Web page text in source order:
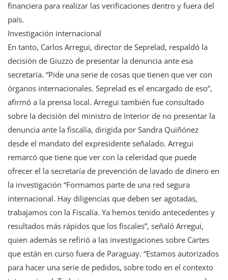
financiera para realizar las verificaciones dentro y fuera del
país.
Investigación internacional
En tanto, Carlos Arregui, director de Seprelad, respaldó la
decisión de Giuzzo de presentar la denuncia ante esa
secretaría. “Pide una serie de cosas que tienen que ver con
órganos internacionales. Seprelad es el encargado de eso”,
afirmó a la prensa local. Arregui también fue consultado
sobre la decisión del ministro de Interior de no presentar la
denuncia ante la fiscalía, dirigida por Sandra Quiñónez
desde el mandato del expresidente señalado. Arregui
remarcó que tiene que ver con la celeridad que puede
ofrecer el la secretaría de prevención de lavado de dinero en
la investigación “Formamos parte de una red segura
internacional. Hay diligencias que deben ser agotadas,
trabajamos con la Fiscalía. Ya hemos tenido antecedentes y
resultados más rápidos que los fiscales”, señaló Arregui,
quien además se refirió a las investigaciones sobre Cartes
que están en curso fuera de Paraguay. “Estamos autorizados
para hacer una serie de pedidos, sobre todo en el contexto